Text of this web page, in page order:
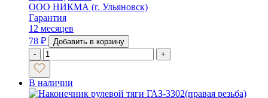
ООО НИКМА (г. Ульяновск)
Гарантия
12 месяцев
78 ₽
Добавить в корзину
-
+
В наличии